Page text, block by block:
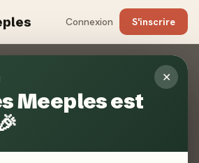
Connexion S'inscrire
✕
Meeples est
Envoyez-nous un mail, nous vous